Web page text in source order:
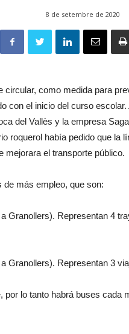
8 de setembre de 2020
circular, como medida para
con el inicio del curso escolar.
del Vallès y la empresa
roquerol había pedido que la
mejorara el transporte público.
de más empleo, que son:
Granollers). Representan 4
Granollers). Representan 3
lo tanto habrá buses cada